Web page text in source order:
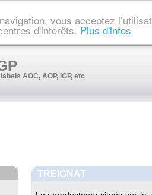
vous acceptez
d'intérêts. Plus d'infos
AOC, AOP, IGP, etc
TREIGNAT